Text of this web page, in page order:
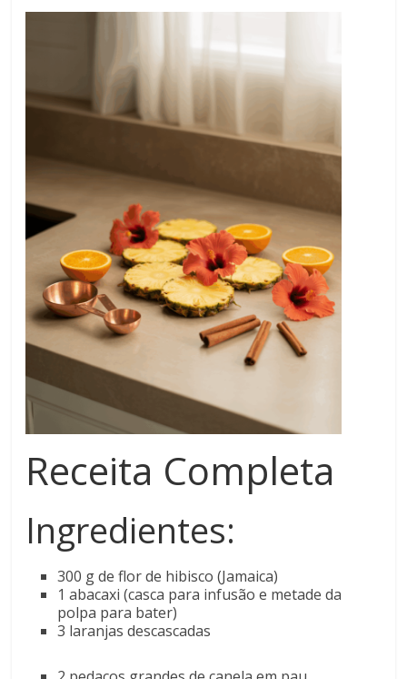
Receita Completa
Ingredientes:
300 g de flor de hibisco (Jamaica)
1 abacaxi (casca para infusão e metade da
polpa para bater)
3 laranjas descascadas